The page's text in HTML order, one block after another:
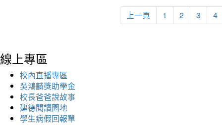
上一頁 1 2 3 4
線上專區
校內直播專區
吳鴻麟獎助學金
校長爸爸說故事
建德閱讀園地
學生病假回報單